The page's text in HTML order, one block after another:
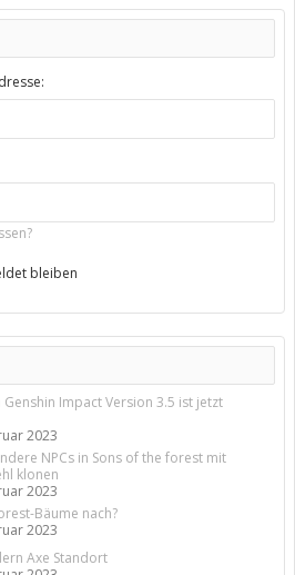
bleiben
Impact Version 3.5 ist jetzt
2023
NPCs in Sons of the forest mit
klonen
2023
Bäume nach?
2023
Axe Standort